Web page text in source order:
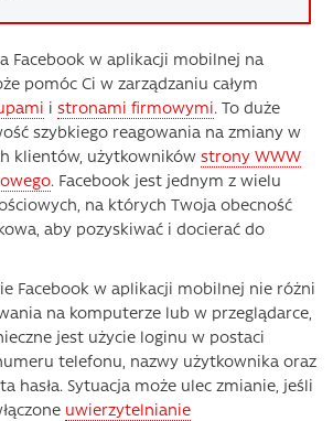
Facebook w aplikacji mobilnej na
pomóc Ci w zarządzaniu całym
i stronami firmowymi. To duże
szybkiego reagowania na zmiany w
klientów, użytkowników strony WWW
. Facebook jest jednym z wielu
na których Twoja obecność
aby pozyskiwać i docierać do
Facebook w aplikacji mobilnej nie różni
na komputerze lub w przeglądarce,
jest użycie loginu w postaci
telefonu, nazwy użytkownika oraz
hasła. Sytuacja może ulec zmianie, jeśli
uwierzytelnianie